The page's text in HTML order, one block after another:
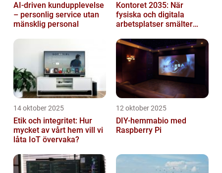
AI-driven kundupplevelse
– personlig service utan
mänsklig personal
Kontoret 2035: När
fysiska och digitala
arbetsplatser smälter
14 oktober 2025
Etik och integritet: Hur
mycket av vårt hem vill vi
låta IoT övervaka?
12 oktober 2025
DIY-hemmabio med
Raspberry Pi